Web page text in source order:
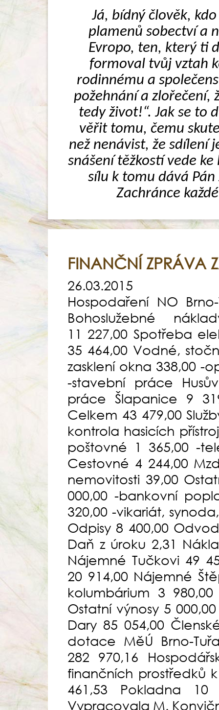
Já, bídný člověk,
plamenů sobectví a
Evropo, ten, který ti
formoval tvůj vztah
rodinnému a
požehnání a zlořečení,
tedy život!“. Jak se to
věřit tomu, čemu
než nenávist, že sdílení
snášení těžkostí vede
sílu k tomu dává Pán
Zachránce
FINANČNÍ ZPRÁVA
26.03.2015
Hospodaření NO
Bohoslužebné
11 227,00 Spotřeba
35 464,00 Vodné,
zasklení okna 338,00 -
-stavební práce
práce Šlapanice 9
Celkem 43 479,00
kontrola hasicích
poštovné 1 365,00 -
Cestovné 4 244,00
nemovitosti 39,00
000,00 -bankovní
320,00 -vikariát,
Odpisy 8 400,00
Daň z úroku 2,31
Nájemné Tučkovi 49
20 914,00 Nájemné
kolumbárium 3
Ostatní výnosy 5
Dary 85 054,00
dotace MěÚ Brno-
282 970,16
finančních prostředků
461,53 Pokladna 10
Vypracovala M.